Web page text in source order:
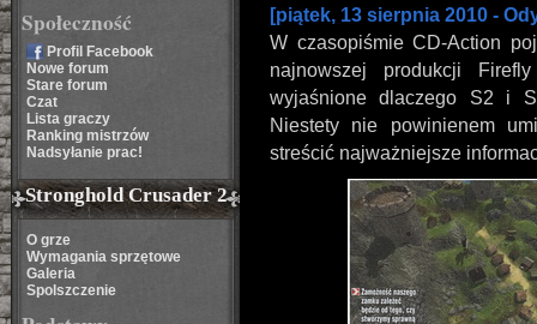
Społeczność
Profil Facebook
Nowe forum
Stare forum
Czat
Lista graczy
Ranking mistrzów
Nadsyłanie prac!
Stronghold Crusader 2
O grze
Wymagania sprzętowe
Galeria
Spolszczenie
[piątek, 13 sierpnia 2010 -
W czasopiśmie CD-Action
najnowszej produkcji
wyjaśnione dlaczego S2 i
Niestety nie powinienem
streścić najważniejsze